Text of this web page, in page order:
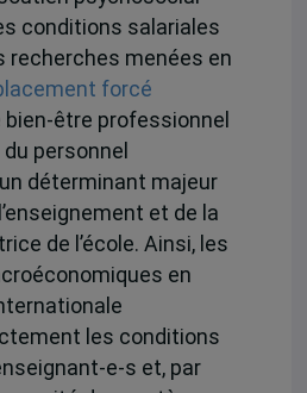
conditions salariales
recherches menées en
forcé
être professionnel
personnel
déterminant majeur
et de la
de l’école. Ainsi, les
en
les conditions
e-s et, par